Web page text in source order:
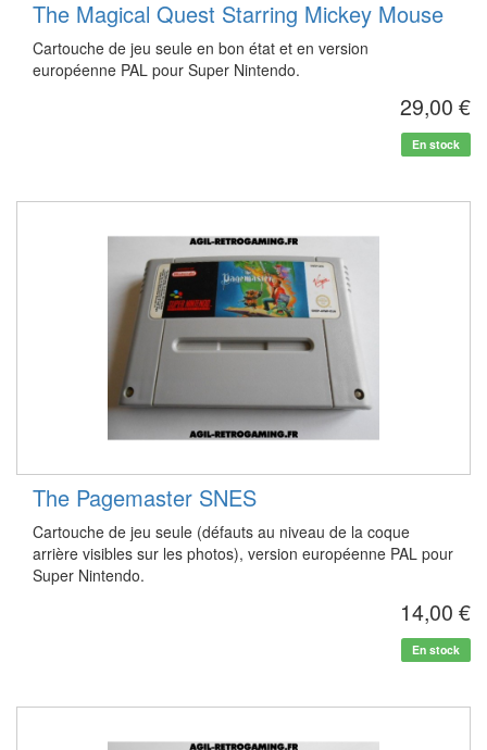
The Magical Quest Starring Mickey Mouse
Cartouche de jeu seule en bon état et en version
européenne PAL pour Super Nintendo.
29,00 €
En stock
The Pagemaster SNES
Cartouche de jeu seule (défauts au niveau de la coque
arrière visibles sur les photos), version européenne PAL pour
Super Nintendo.
14,00 €
En stock